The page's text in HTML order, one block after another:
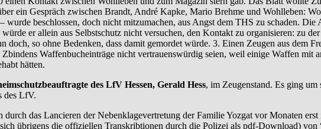
ein Gespräch zwischen Brandt, André Kapke, Mario Brehme und Wohlleben:
wurde beschlossen, doch nicht mitzumachen, aus Angst dem THS zu schaden.
er allein aus Selbstschutz nicht versuchen, den Kontakt zu organisieren: zu
doch, so ohne Bedenken, dass damit gemordet würde. 3. Einen Zeugen aus dem
Waffenbucheinträge nicht vertrauenswürdig seien, weil einige Waffen mit
hätten.
des LfV Hessen, Gerald Hess, im Zeugenstand. Es ging um
des LfV.
durch das Lancieren der Nebenklagevertretung der Familie Yozgat vor Monaten
übrigens die offiziellen Transkribtionen durch die Polizei als pdf-Download) von